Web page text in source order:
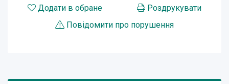
Додати в обране
Роздрукувати
Повідомити про порушення